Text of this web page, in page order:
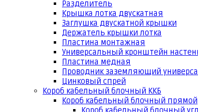
Разделитель
Крышка лотка двускатная
Заглушка двускатной крышки
Держатель крышки лотка
Пластина монтажная
Универсальный кронштейн
Пластина медная
Проводник заземляющий
Цинковый спрей
Короб кабельный блочный ККБ
Короб кабельный блочный прямой